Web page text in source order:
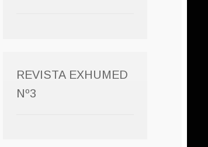
REVISTA EXHUMED
Nº3